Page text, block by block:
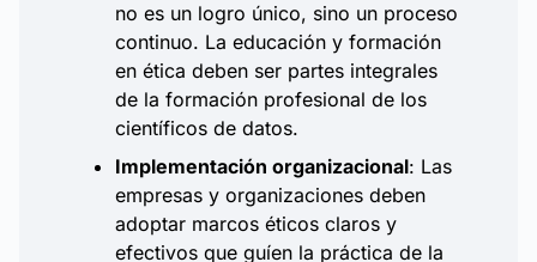
no es un logro único, sino un proceso
continuo. La educación y formación
en ética deben ser partes integrales
de la formación profesional de los
científicos de datos.
Implementación organizacional: Las
empresas y organizaciones deben
adoptar marcos éticos claros y
efectivos que guíen la práctica de la